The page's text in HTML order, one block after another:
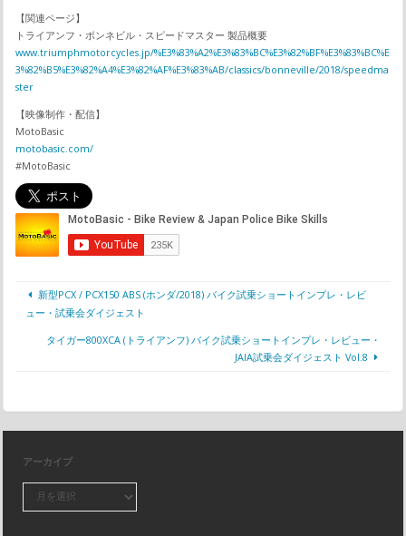
【関連ページ】
トライアンフ・ボンネビル・スピードマスター 製品概要
www.triumphmotorcycles.jp/%E3%83%A2%E3%83%BC%E3%82%BF%E3%83%BC%E
3%82%B5%E3%82%A4%E3%82%AF%E3%83%AB/classics/bonneville/2018/speedma
ster
【映像制作・配信】
MotoBasic
motobasic.com/
#MotoBasic
新型PCX / PCX150 ABS (ホンダ/2018) バイク試乗ショートインプレ・レビ
ュー・試乗会ダイジェスト
タイガー800XCA (トライアンフ) バイク試乗ショートインプレ・レビュー・
JAIA試乗会ダイジェスト Vol.8
アーカイブ